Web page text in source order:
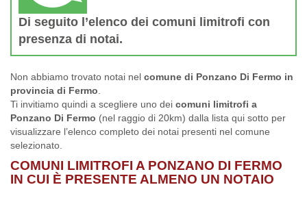
Di seguito l’elenco dei comuni limitrofi con
presenza di notai.
Non abbiamo trovato notai nel comune di Ponzano Di Fermo in
provincia di Fermo
Ti invitiamo quindi a scegliere uno dei comuni limitrofi a
Ponzano Di Fermo (nel raggio di 20km) dalla lista qui sotto per
visualizzare l’elenco completo dei notai presenti nel comune
selezionato.
COMUNI LIMITROFI A PONZANO DI FERMO
IN CUI È PRESENTE ALMENO UN NOTAIO